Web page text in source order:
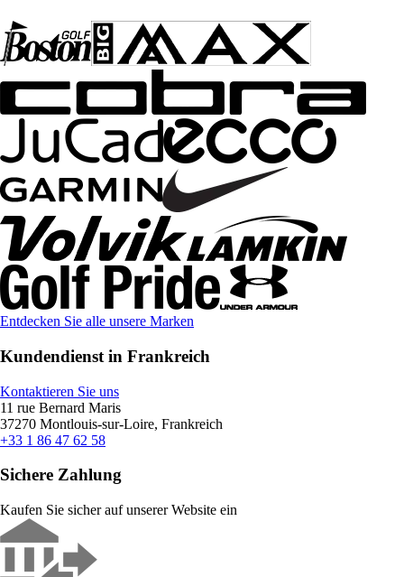
Entdecken Sie alle unsere Marken
Kundendienst in Frankreich
Kontaktieren Sie uns
11 rue Bernard Maris
37270 Montlouis-sur-Loire, Frankreich
+33 1 86 47 62 58
Sichere Zahlung
Kaufen Sie sicher auf unserer Website ein